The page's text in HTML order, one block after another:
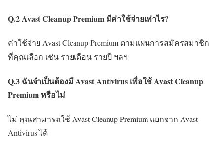
Q.2 Avast Cleanup Premium มีค่าใช้จ่ายเท่าไร?
ค่าใช้จ่าย Avast Cleanup Premium ตามแผนการสมัครสมาชิก
ที่คุณเลือก เช่น รายเดือน รายปี ฯลฯ
Q.3 ฉันจำเป็นต้องมี Avast Antivirus เพื่อใช้ Avast Cleanup
Premium หรือไม่
ไม่ คุณสามารถใช้ Avast Cleanup Premium แยกจาก Avast
Antivirus ได้